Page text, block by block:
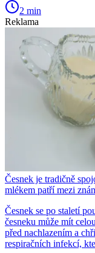
2 min
Reklama
Česnek je tradičně
mlékem patří mezi
Česnek se po staletí
česneku může mít
před nachlazením a
respiračních infekcí,